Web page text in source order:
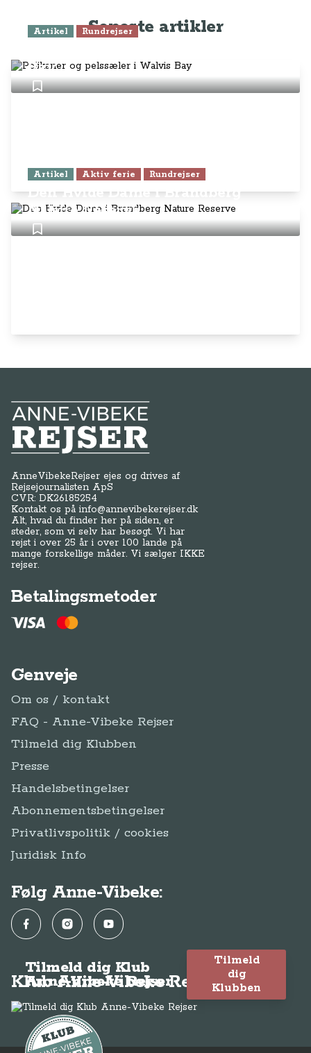
Seneste artikler
Artikel Rundrejser
Bay
Artikel Aktiv ferie Rundrejser
Den Hvide Dame i Brandberg
Nature Reserve
Anne-Vibeke Rejser
AnneVibekeRejser ejes og drives af
Rejsejournalisten ApS
CVR: DK26185254
Kontakt os påinfo@annevibekerejser.dk
Alt, hvad du finder her på siden, er
steder, som vi selv har besøgt. Vi har
rejst i over 25 år i over 100 lande på
mange forskellige måder. Vi sælger IKKE
rejser.
Betalingsmetoder
Genveje
Om os / kontakt
FAQ - Anne-Vibeke Rejser
Tilmeld dig Klubben
Presse
Handelsbetingelser
Abonnementsbetingelser
Privatlivspolitik / cookies
Juridisk Info
Følg Anne-Vibeke:
FacebookInstagramYouTube
Klub Anne-Vibeke Rejser
Tilmeld dig Klub
Anne-Vibeke Rejser
Tilmeld
dig
Klubben